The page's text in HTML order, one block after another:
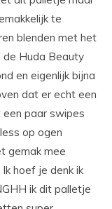
te
blenden met het
de Huda Beauty
en eigenlijk bijna
dat er echt een
paar swipes
op ogen
gemak mee
hoef je denk ik
ik dit palletje